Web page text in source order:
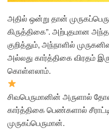
அதில் ஒன்று தான்
கிருத்திகை”. அற்புதமான அந்த
குறித்தும், அந்நாளில்
அல்லது கார்த்திகை விரதம்
கொள்ளலாம்.
சிவபெருமானின் அருளால்
கார்த்திகை பெண்களால்
முருகப்பெருமான்.